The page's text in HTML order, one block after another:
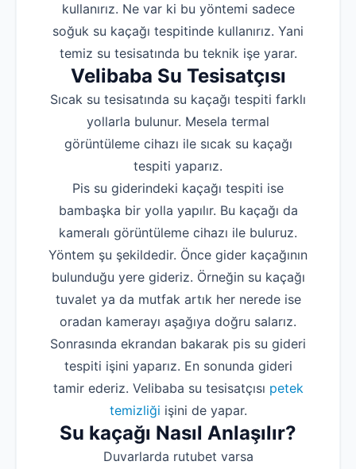
kullanırız. Ne var ki bu yöntemi sadece
soğuk su kaçağı tespitinde kullanırız. Yani
temiz su tesisatında bu teknik işe yarar.
Velibaba Su Tesisatçısı
Sıcak su tesisatında su kaçağı tespiti farklı
yollarla bulunur. Mesela termal
görüntüleme cihazı ile sıcak su kaçağı
tespiti yaparız.
Pis su giderindeki kaçağı tespiti ise
bambaşka bir yolla yapılır. Bu kaçağı da
kameralı görüntüleme cihazı ile buluruz.
Yöntem şu şekildedir. Önce gider kaçağının
bulunduğu yere gideriz. Örneğin su kaçağı
tuvalet ya da mutfak artık her nerede ise
oradan kamerayı aşağıya doğru salarız.
Sonrasında ekrandan bakarak pis su gideri
tespiti işini yaparız. En sonunda gideri
tamir ederiz. Velibaba su tesisatçısı petek
temizliği işini de yapar.
Su kaçağı Nasıl Anlaşılır?
Duvarlarda rutubet varsa